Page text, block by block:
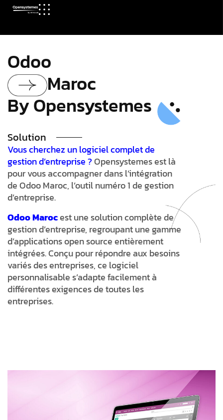
Odoo
Maroc
By Opensystemes
Solution
Vous cherchez un logiciel complet de
gestion d’entreprise ?Opensystemes est là
pour vous accompagner dans l’intégration
de Odoo Maroc, l’outil numéro 1 de gestion
d’entreprise.
Odoo Marocest une solution complète de
gestion d’entreprise, regroupant une gamme
d’applications open source entièrement
intégrées. Conçu pour répondre aux besoins
variés des entreprises, ce logiciel
personnalisable s’adapte facilement à
différentes exigences de toutes les
entreprises.